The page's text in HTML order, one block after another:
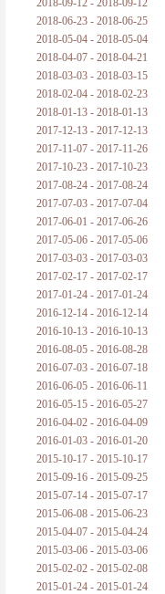
2018-09-12 - 2018-09-12
2018-06-23 - 2018-06-25
2018-05-04 - 2018-05-04
2018-04-07 - 2018-04-21
2018-03-03 - 2018-03-15
2018-02-04 - 2018-02-23
2018-01-13 - 2018-01-13
2017-12-13 - 2017-12-13
2017-11-07 - 2017-11-26
2017-10-23 - 2017-10-23
2017-08-24 - 2017-08-24
2017-07-03 - 2017-07-04
2017-06-01 - 2017-06-26
2017-05-06 - 2017-05-06
2017-03-03 - 2017-03-03
2017-02-17 - 2017-02-17
2017-01-24 - 2017-01-24
2016-12-14 - 2016-12-14
2016-10-13 - 2016-10-13
2016-08-05 - 2016-08-28
2016-07-03 - 2016-07-18
2016-06-05 - 2016-06-11
2016-05-15 - 2016-05-27
2016-04-02 - 2016-04-09
2016-01-03 - 2016-01-20
2015-10-17 - 2015-10-17
2015-09-16 - 2015-09-25
2015-07-14 - 2015-07-17
2015-06-08 - 2015-06-23
2015-04-07 - 2015-04-24
2015-03-06 - 2015-03-06
2015-02-02 - 2015-02-08
2015-01-24 - 2015-01-24